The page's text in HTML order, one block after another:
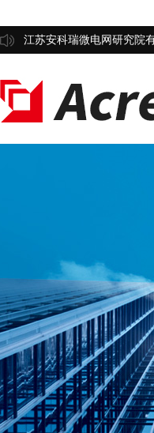
江苏安科瑞微电网研究院